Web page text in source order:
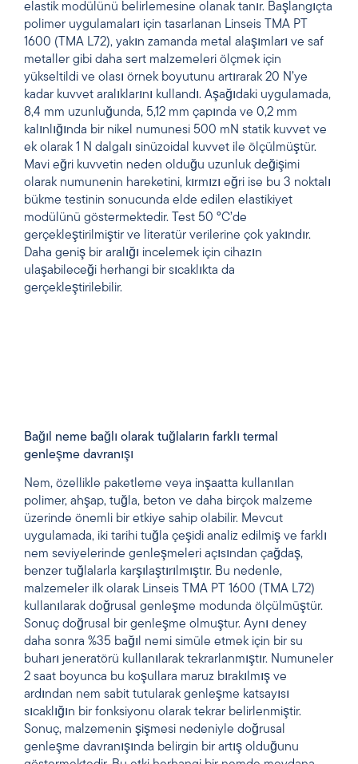
elastik modülünü belirlemesine olanak tanır. Başlangıçta
polimer uygulamaları için tasarlanan Linseis TMA PT
1600 (TMA L72), yakın zamanda metal alaşımları ve saf
metaller gibi daha sert malzemeleri ölçmek için
yükseltildi ve olası örnek boyutunu artırarak 20 N’ye
kadar kuvvet aralıklarını kullandı. Aşağıdaki uygulamada,
8,4 mm uzunluğunda, 5,12 mm çapında ve 0,2 mm
kalınlığında bir nikel numunesi 500 mN statik kuvvet ve
ek olarak 1 N dalgalı sinüzoidal kuvvet ile ölçülmüştür.
Mavi eğri kuvvetin neden olduğu uzunluk değişimi
olarak numunenin hareketini, kırmızı eğri ise bu 3 noktalı
bükme testinin sonucunda elde edilen elastikiyet
modülünü göstermektedir. Test 50 °C’de
gerçekleştirilmiştir ve literatür verilerine çok yakındır.
Daha geniş bir aralığı incelemek için cihazın
ulaşabileceği herhangi bir sıcaklıkta da
gerçekleştirilebilir.
Bağıl neme bağlı olarak tuğlaların farklı termal
genleşme davranışı
Nem, özellikle paketleme veya inşaatta kullanılan
polimer, ahşap, tuğla, beton ve daha birçok malzeme
üzerinde önemli bir etkiye sahip olabilir. Mevcut
uygulamada, iki tarihi tuğla çeşidi analiz edilmiş ve farklı
nem seviyelerinde genleşmeleri açısından çağdaş,
benzer tuğlalarla karşılaştırılmıştır. Bu nedenle,
malzemeler ilk olarak Linseis TMA PT 1600 (TMA L72)
kullanılarak doğrusal genleşme modunda ölçülmüştür.
Sonuç doğrusal bir genleşme olmuştur. Aynı deney
daha sonra %35 bağıl nemi simüle etmek için bir su
buharı jeneratörü kullanılarak tekrarlanmıştır. Numuneler
2 saat boyunca bu koşullara maruz bırakılmış ve
ardından nem sabit tutularak genleşme katsayısı
sıcaklığın bir fonksiyonu olarak tekrar belirlenmiştir.
Sonuç, malzemenin şişmesi nedeniyle doğrusal
genleşme davranışında belirgin bir artış olduğunu